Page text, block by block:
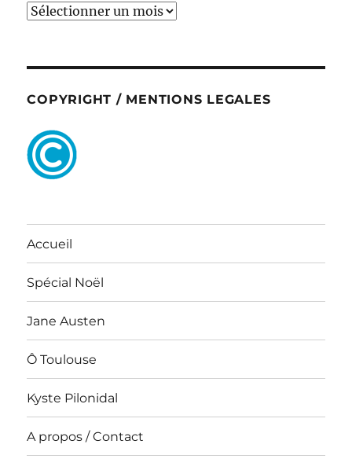
ARCHIVES
COPYRIGHT / MENTIONS LEGALES
Accueil
Spécial Noël
Jane Austen
Ô Toulouse
Kyste Pilonidal
A propos / Contact